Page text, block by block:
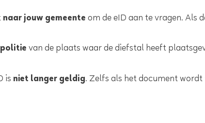
naar jouw gemeente om de eID aan te vragen. Als
politie van de plaats waar de diefstal heeft
is niet langer geldig. Zelfs als het document